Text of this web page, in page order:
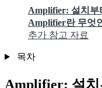
Amplifier: 설치부
Amplifier란 무엇
추가 참고 자료
목차
Amplifier: 설치